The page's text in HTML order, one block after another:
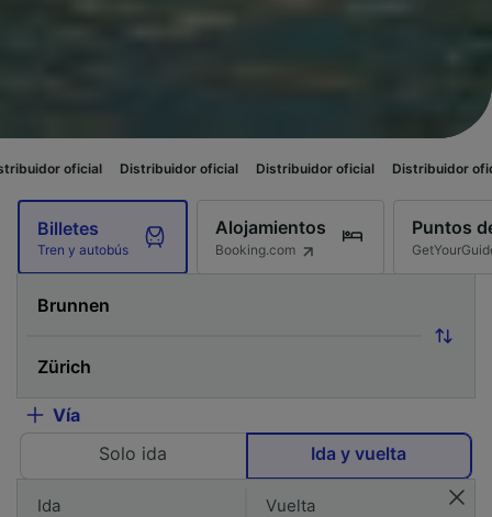
Distribuidor oficial Distribuidor oficial Distribuidor oficial
Billetes
Tren y autobús
Alojamientos
Booking.com
Puntos
Vía
Solo ida
Ida y vuelta
Ida Vuelta